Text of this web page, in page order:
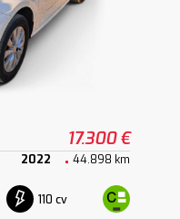
17.300 €
2022 44.898 km
110 cv